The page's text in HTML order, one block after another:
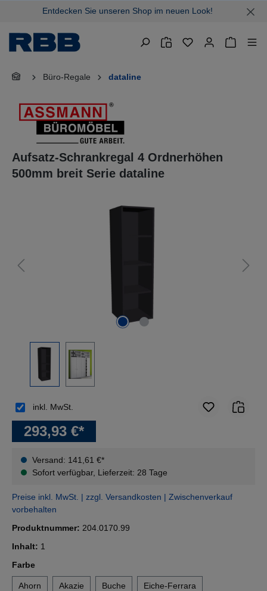
springenEntdecken Sie unseren Shop im neuen Look!
Büro-Regale dataline
Aufsatz-Schrankregal 4 Ordnerhöhen
500mm breit Serie dataline
293,93 €*
Versand: 141,61 €*
Sofort verfügbar, Lieferzeit: 28 Tage
inkl. MwSt.
Preise inkl. MwSt. | zzgl. Versandkosten | Zwischenverkauf
vorbehalten
Produktnummer: 204.0170.99
Inhalt: 1
Farbeauswählen
Ahorn Akazie Buche Eiche-Ferrara